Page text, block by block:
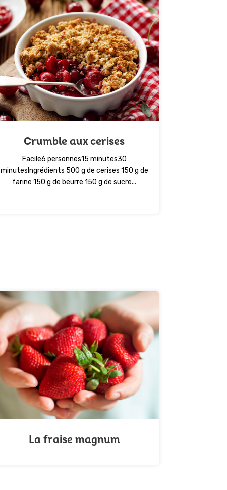
Crumble aux cerises
Facile6 personnes15 minutes30
minutesIngrédients 500 g de cerises 150 g de
farine 150 g de beurre 150 g de sucre...
La fraise magnum